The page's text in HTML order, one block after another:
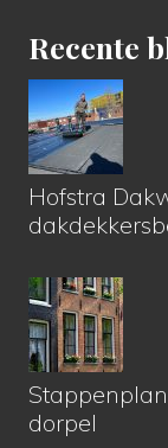
Recente
Hofstra
dorpel